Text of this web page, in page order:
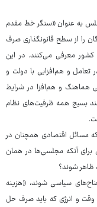
به عنوان «سنگر خط مقدم
را از سطح قانونگذاری صرف
کشور معرفی می‌کنند. در این
و هم‌افزایی با دولت و
هماهنگ و هم‌افزا در شرایط
بسیج همه ظرفیت‌های نظام
مسائل اقتصادی همچنان در
برای آنکه مجلسی‌ها در همان
ظاهر شوند؟
سیاسی شوند، «هزینه
وقت و انرژی که باید صرف حل